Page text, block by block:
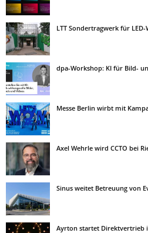
LTT Sondertragwerk für
dpa-Workshop: KI für Bild-
Messe Berlin wirbt mit
Axel Wehrle wird CCTO bei
Sinus weitet Betreuung von
Ayrton startet Direktvertrieb